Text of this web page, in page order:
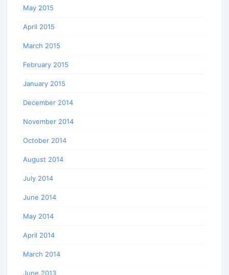
May 2015
April 2015
March 2015
February 2015
January 2015
December 2014
November 2014
October 2014
August 2014
July 2014
June 2014
May 2014
April 2014
March 2014
June 2013